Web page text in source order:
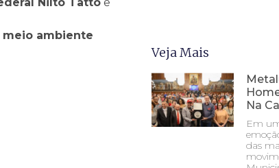
meio ambiente
Veja Mais
Na
Em
das